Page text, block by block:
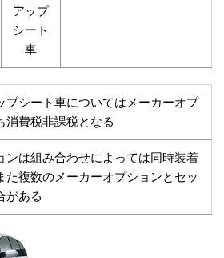
アップ
シート
車
プシート車についてはメーカーオプ
消費税非課税となる
ンは組み合わせによっては同時装着
た複数のメーカーオプションとセッ
がある